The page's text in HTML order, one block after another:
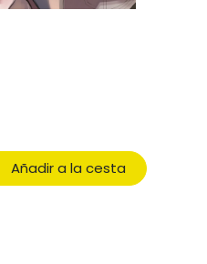
Añadir a la cesta